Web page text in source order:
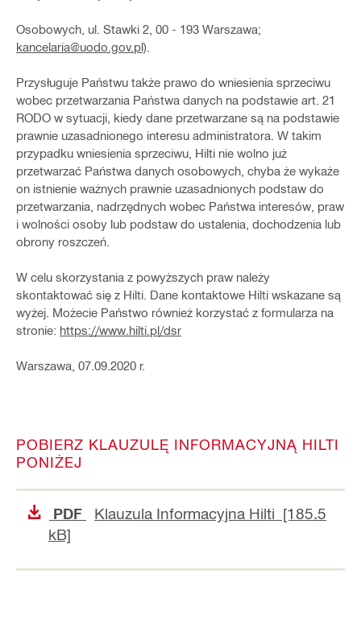
Osobowych, ul. Stawki 2, 00 - 193 Warszawa;
kancelaria@uodo.gov.pl)
Przysługuje Państwu także prawo do wniesienia sprzeciwu
wobec przetwarzania Państwa danych na podstawie art. 21
RODO w sytuacji, kiedy dane przetwarzane są na podstawie
prawnie uzasadnionego interesu administratora. W takim
przypadku wniesienia sprzeciwu, Hilti nie wolno już
przetwarzać Państwa danych osobowych, chyba że wykaże
on istnienie ważnych prawnie uzasadnionych podstaw do
przetwarzania, nadrzędnych wobec Państwa interesów, praw
i wolności osoby lub podstaw do ustalenia, dochodzenia lub
obrony roszczeń.
W celu skorzystania z powyższych praw należy
skontaktować się z Hilti. Dane kontaktowe Hilti wskazane są
wyżej. Możecie Państwo również korzystać z formularza na
stronie: https://www.hilti.pl/dsr
Warszawa, 07.09.2020 r.
POBIERZ KLAUZULĘ INFORMACYJNĄ HILTI
PONIŻEJ
PDF
Klauzula Informacyjna Hilti [185.5
kB]